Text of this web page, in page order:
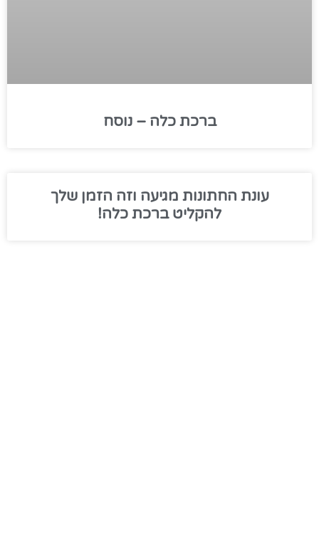
ברכת כלה – נוסח
עונת החתונות מגיעה וזה הזמן שלך
להקליט ברכת כלה!